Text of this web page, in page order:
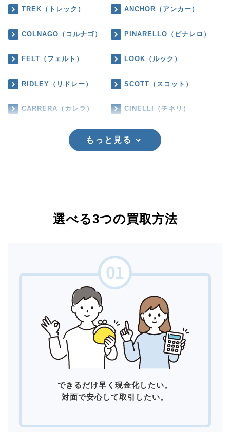
TREK（トレック） ANCHOR（アンカー）
COLNAGO（コルナゴ） PINARELLO（ピナレロ）
FELT（フェルト） LOOK（ルック）
RIDLEY（リドレー） SCOTT（スコット）
CARRERA（カレラ） CINELLI（チネリ）
もっと見る
選べる3つの買取方法
できるだけ早く現金化したい。
対面で安心して取引したい。